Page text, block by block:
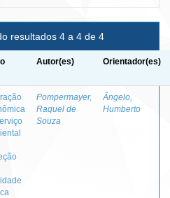
resultados 4 a 4 de 4
Autor(es) Orientador(es)
Pompermayer,
Raquel de
Souza
Ângelo,
Humberto